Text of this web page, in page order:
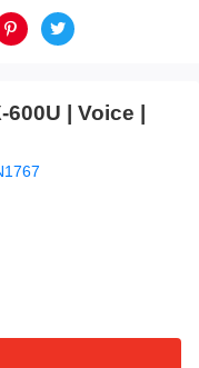
600U | Voice |